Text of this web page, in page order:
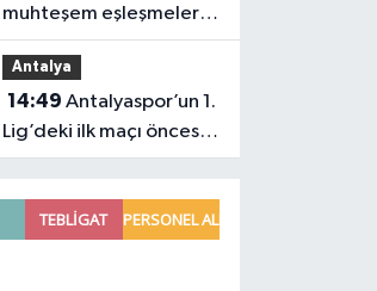
muhteşem eşleşmeler!
Vezirköprü Kunduz’da
nefesler tutuldu, son 16
belli oldu
Antalya
14:49
Lig’deki ilk maçı öncesi
Muhittin Böcek’ten